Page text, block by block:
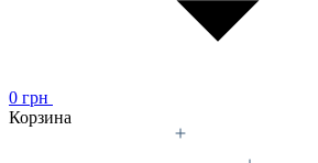
0 грн
Корзина